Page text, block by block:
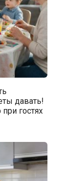
давать!
гостях